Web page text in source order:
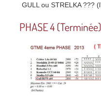
GULL ou STRELKA ???
PHASE 4 (Terminée)